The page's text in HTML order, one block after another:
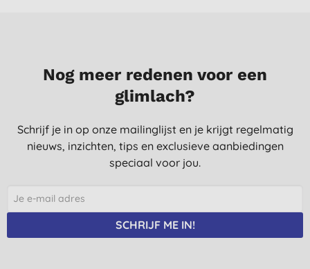
Nog meer redenen voor een
glimlach?
Schrijf je in op onze mailinglijst en je krijgt regelmatig
nieuws, inzichten, tips en exclusieve aanbiedingen
speciaal voor jou.
SCHRIJF ME IN!